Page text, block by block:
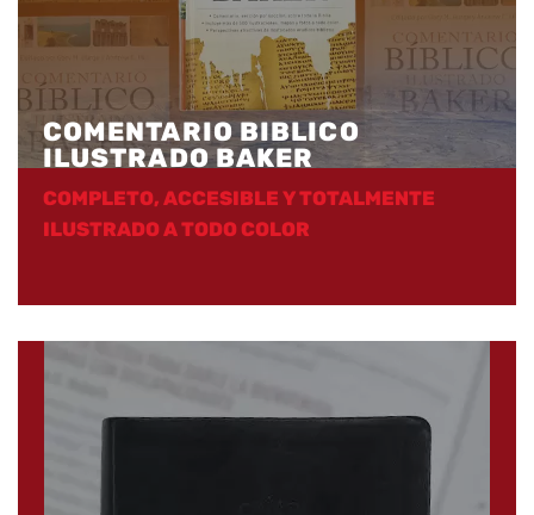
COMENTARIO BIBLICO
ILUSTRADO BAKER
COMPLETO, ACCESIBLE Y TOTALMENTE
ILUSTRADO A TODO COLOR